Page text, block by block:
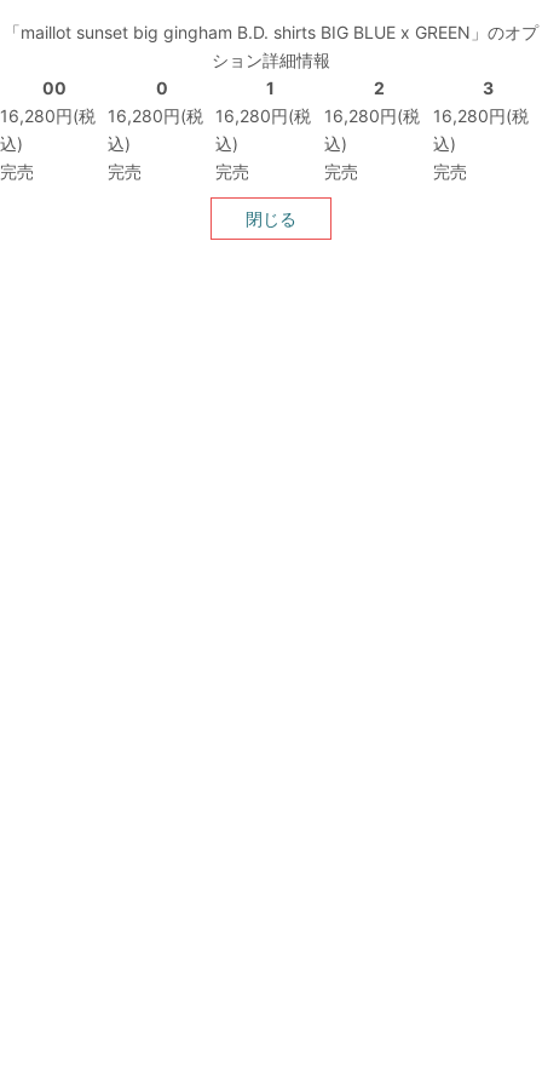
「maillot sunset big gingham B.D. shirts BIG BLUE x GREEN」のオプ
ション詳細情報
00
0 1 2
3
16,280円(税
込)
完売
16,280円(税
込)
完売
16,280円(税
込)
完売
16,280円(税
込)
完売
16,280円(税
込)
完売
閉じる